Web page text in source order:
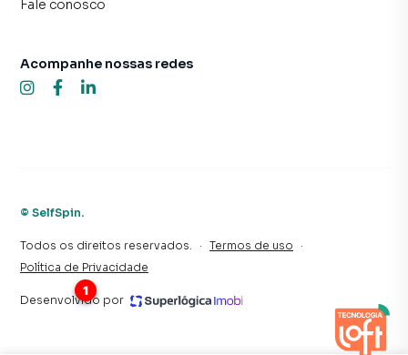
Fale conosco
Acompanhe nossas redes
© SelfSpin.
Todos os direitos reservados. · Termos de uso
·
Política de Privacidade
Desenvolvido por